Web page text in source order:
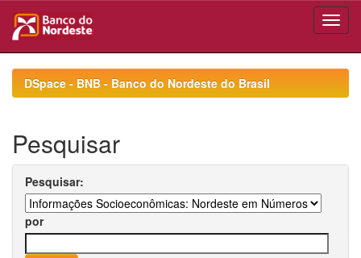
navigationDSpace - BNB - Banco do Nordeste do Brasil
Pesquisar
Pesquisar:
por